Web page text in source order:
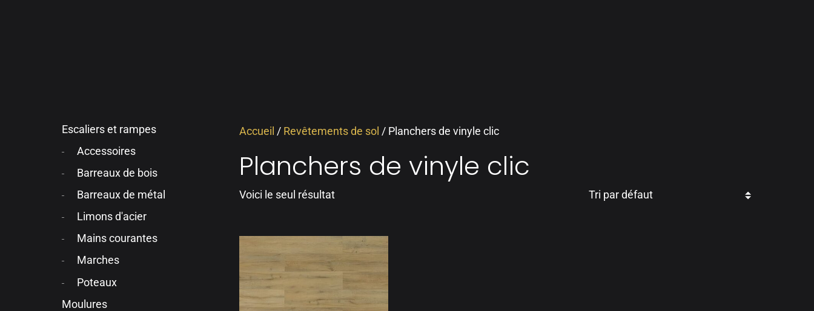
Escaliers et rampes
Accessoires
Barreaux de bois
Barreaux de métal
Limons d'acier
Mains courantes
Marches
Poteaux
Moulures
Accueil / Revêtements de sol / Planchers de vinyle clic
Planchers de vinyle clic
Voici le seul résultat